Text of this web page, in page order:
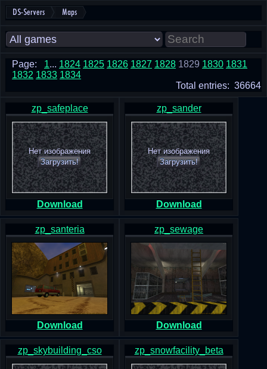
DS-Servers Maps
Page: 1... 1824 1825 1826 1827 1828 1829 1830 1831
1832 1833 1834
Total entries: 36664
zp_safeplace
Нет изображения
Загрузить!
Download
zp_sander
Нет изображения
Загрузить!
Download
zp_santeria
Download
zp_sewage
Download
zp_skybuilding_cso zp_snowfacility_beta